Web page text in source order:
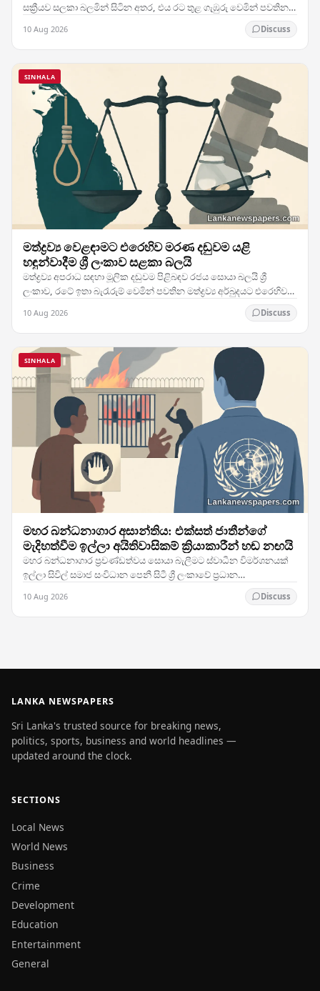
සක්‍රීයව සලකා බලමින් සිටින අතර, එය රට තුළ ගැඹුරු වෙමින් පවතින
10 Aug 2026 Discuss
SINHALA
මත්ද්‍රව්‍ය වෙළඳාමට එරෙහිව මරණ දඬුවම යළි
හඳුන්වාදීම ශ්‍රී ලංකාව සළකා බලයි
මත්ද්‍රව්‍ය අපරාධ සඳහා මූලික දඬුවම පිළිබඳව රජය සොයා බලයි ශ්‍රී
ලංකාව, රටේ ඉතා බැරෑරුම් වෙමින් පවතින මත්ද්‍රව්‍ය අර්බුදයට එරෙහිව
10 Aug 2026 Discuss
SINHALA
මහර බන්ධනාගාර අසාන්තිය: එක්සත් ජාතීන්ගේ
මැදිහත්වීම ඉල්ලා අයිතිවාසිකම් ක්‍රියාකාරීන් හඬ නඟයි
මහර බන්ධනාගාර ප්‍රචණ්ඩත්වය සොයා බැලීමට ස්වාධීන විමර්ශනයක්
ඉල්ලා සිවිල් සමාජ සංවිධාන පෙනී සිටී ශ්‍රී ලංකාවේ ප්‍රධාන
10 Aug 2026 Discuss
LANKA NEWSPAPERS
Sri Lanka's trusted source for breaking news,
politics, sports, business and world headlines —
updated around the clock.
SECTIONS
Local News
World News
Business
Crime
Development
Education
Entertainment
General